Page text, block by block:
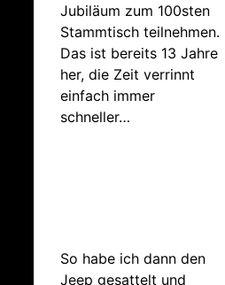
Jubiläum zum 100sten
Stammtisch teilnehmen.
Das ist bereits 13 Jahre
her, die Zeit verrinnt
einfach immer
schneller…
So habe ich dann den
Jeep gesattelt und